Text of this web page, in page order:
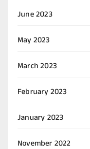
June 2023
May 2023
March 2023
February 2023
January 2023
November 2022